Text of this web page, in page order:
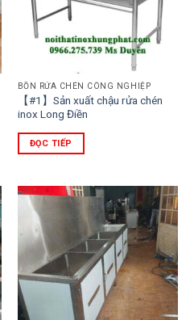
BỒN RỬA CHÉN CÔNG NGHIỆP
【#1】Sản xuất chậu rửa chén
inox Long Điền
ĐỌC TIẾP